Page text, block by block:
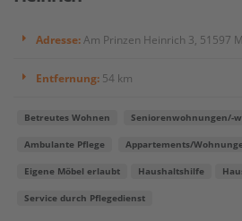
Adresse:Am Prinzen Heinrich 3, 51597
Entfernung: 54 km
Betreutes Wohnen Seniorenwohnungen/-
Ambulante Pflege Appartements/
Eigene Möbel erlaubt Haushaltshilfe
Service durch Pflegedienst